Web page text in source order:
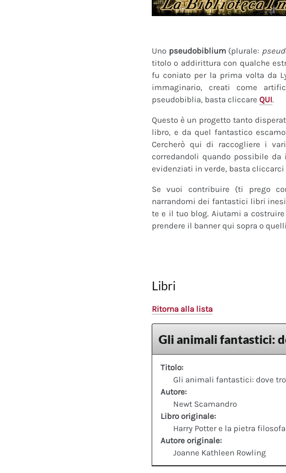
Uno pseudobiblium(plurale:
titolo o addirittura con qualche
fu coniato per la prima volta da
immaginario, creati come
pseudobiblia, basta cliccare QUI.
Questo è un progetto tanto
libro, e da quel fantastico
Cercherò qui di raccogliere i
corredandoli quando possibile
evidenziati in verde, basta cliccarci
Se vuoi contribuire (ti prego
narrandomi dei fantastici libri
te e il tuo blog. Aiutami a
prendere il banner qui sopra o
Libri
Ritorna alla lista
Gli animali fantastici:
Titolo:
Gli animali fantastici: dove
Autore:
Newt Scamandro
Libro originale:
Harry Potter e la pietra
Autore originale:
Joanne Kathleen Rowling